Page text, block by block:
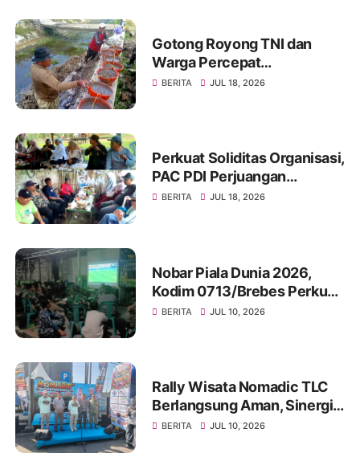
Gotong Royong TNI dan
Warga Percepat
Pembangunan Jembatan
BERITA JUL 18, 2026
Perkuat Soliditas Organisasi,
PAC PDI Perjuangan
Bumiayu Gelar Silaturahmi
BERITA JUL 18, 2026
Nobar Piala Dunia 2026,
Kodim 0713/Brebes Perkuat
Kemanunggalan TNI-Rakyat
BERITA JUL 10, 2026
Rally Wisata Nomadic TLC
Berlangsung Aman, Sinergi
Polres Brebes dan Instansi
BERITA JUL 10, 2026